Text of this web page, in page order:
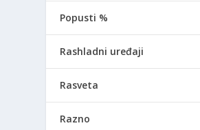
Popusti %
Rashladni uređaji
Rasveta
Razno